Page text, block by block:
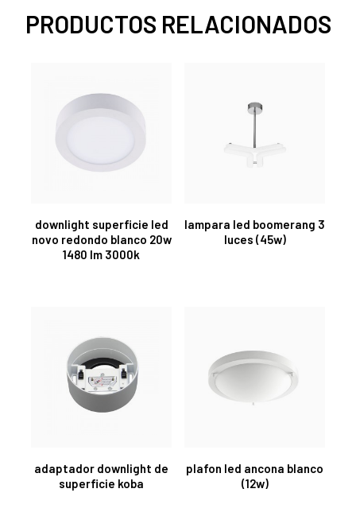
PRODUCTOS RELACIONADOS
downlight superficie led
novo redondo blanco 20w
1480 lm 3000k
lampara led boomerang 3
luces (45w)
adaptador downlight de
superficie koba
plafon led ancona blanco
(12w)